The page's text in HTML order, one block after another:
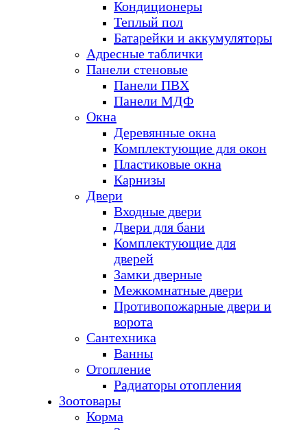
Кондиционеры
Теплый пол
Батарейки и аккумуляторы
Адресные таблички
Панели стеновые
Панели ПВХ
Панели МДФ
Окна
Деревянные окна
Комплектующие для окон
Пластиковые окна
Карнизы
Двери
Входные двери
Двери для бани
Комплектующие для
дверей
Замки дверные
Межкомнатные двери
Противопожарные двери и
ворота
Сантехника
Ванны
Отопление
Радиаторы отопления
Зоотовары
Корма